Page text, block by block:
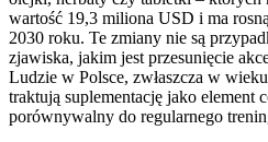
wartość 19,3 miliona USD i ma
2030 roku. Te zmiany nie są
zjawiska, jakim jest przesunięcie
Ludzie w Polsce, zwłaszcza w
traktują suplementację jako element
porównywalny do regularnego